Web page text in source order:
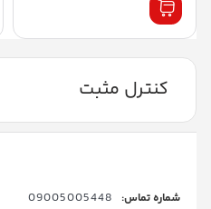
کنترل مثبت
شماره تماس:
09005005448